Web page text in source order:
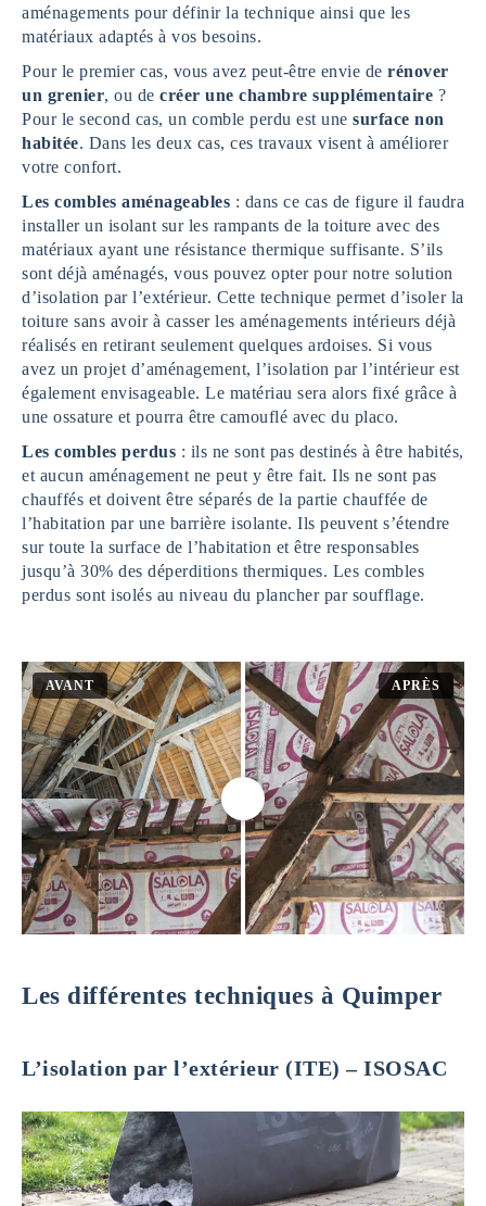
aménagements pour définir la technique ainsi que les
matériaux adaptés à vos besoins.
Pour le premier cas, vous avez peut-être envie de rénover
un grenier, ou de créer une chambre supplémentaire ?
Pour le second cas, un comble perdu est une surface non
habitée. Dans les deux cas, ces travaux visent à améliorer
votre confort.
Les combles aménageables : dans ce cas de figure il faudra
installer un isolant sur les rampants de la toiture avec des
matériaux ayant une résistance thermique suffisante. S’ils
sont déjà aménagés, vous pouvez opter pour notre solution
d’isolation par l’extérieur. Cette technique permet d’isoler la
toiture sans avoir à casser les aménagements intérieurs déjà
réalisés en retirant seulement quelques ardoises. Si vous
avez un projet d’aménagement, l’isolation par l’intérieur est
également envisageable. Le matériau sera alors fixé grâce à
une ossature et pourra être camouflé avec du placo.
Les combles perdus : ils ne sont pas destinés à être habités,
et aucun aménagement ne peut y être fait. Ils ne sont pas
chauffés et doivent être séparés de la partie chauffée de
l’habitation par une barrière isolante. Ils peuvent s’étendre
sur toute la surface de l’habitation et être responsables
jusqu’à 30% des déperditions thermiques. Les combles
perdus sont isolés au niveau du plancher par soufflage.
AVANT APRÈS
Les différentes techniques à Quimper
L’isolation par l’extérieur (ITE) – ISOSAC